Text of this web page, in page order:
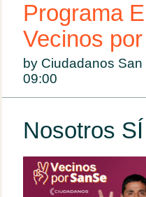
Programa
Vecinos
by Ciudadanos
09:00
Nosotros